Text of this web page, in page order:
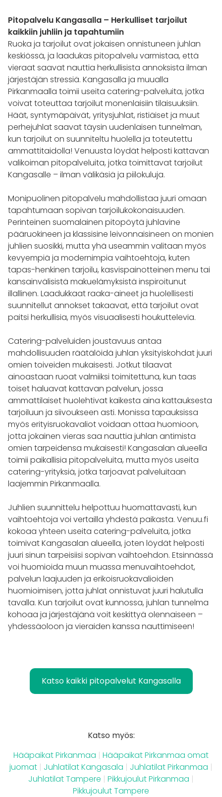
Pitopalvelu Kangasalla – Herkulliset tarjoilut
kaikkiin juhliin ja tapahtumiin
Ruoka ja tarjoilut ovat jokaisen onnistuneen juhlan
keskiössä, ja laadukas pitopalvelu varmistaa, että
vieraat saavat nauttia herkullisista annoksista ilman
järjestäjän stressiä. Kangasalla ja muualla
Pirkanmaalla toimii useita catering-palveluita, jotka
voivat toteuttaa tarjoilut monenlaisiin tilaisuuksiin.
Häät, syntymäpäivät, yritysjuhlat, ristiäiset ja muut
perhejuhlat saavat täysin uudenlaisen tunnelman,
kun tarjoilut on suunniteltu huolella ja toteutettu
ammattitaidolla! Venuusta löydät helposti kattavan
valikoiman pitopalveluita, jotka toimittavat tarjoilut
Kangasalle – ilman välikäsiä ja piilokuluja.
Monipuolinen pitopalvelu mahdollistaa juuri omaan
tapahtumaan sopivan tarjoilukokonaisuuden.
Perinteinen suomalainen pitopöytä juhlavine
pääruokineen ja klassisine leivonnaisineen on monien
juhlien suosikki, mutta yhä useammin valitaan myös
kevyempiä ja modernimpia vaihtoehtoja, kuten
tapas-henkinen tarjoilu, kasvispainotteinen menu tai
kansainvälisistä makuelämyksistä inspiroitunut
illallinen. Laadukkaat raaka-aineet ja huolellisesti
suunnitellut annokset takaavat, että tarjoilut ovat
paitsi herkullisia, myös visuaalisesti houkuttelevia.
Catering-palveluiden joustavuus antaa
mahdollisuuden räätälöidä juhlan yksityiskohdat juuri
omien toiveiden mukaisesti. Jotkut tilaavat
ainoastaan ruoat valmiiksi toimitettuna, kun taas
toiset haluavat kattavan palvelun, jossa
ammattilaiset huolehtivat kaikesta aina kattauksesta
tarjoiluun ja siivoukseen asti. Monissa tapauksissa
myös erityisruokavaliot voidaan ottaa huomioon,
jotta jokainen vieras saa nauttia juhlan antimista
omien tarpeidensa mukaisesti! Kangasalan alueella
toimii paikallisia pitopalveluita, mutta myös useita
catering-yrityksiä, jotka tarjoavat palveluitaan
laajemmin Pirkanmaalla.
Juhlien suunnittelu helpottuu huomattavasti, kun
vaihtoehtoja voi vertailla yhdestä paikasta. Venuu.fi
kokoaa yhteen useita catering-palveluita, jotka
toimivat Kangasalan alueella, joten löydät helposti
juuri sinun tarpeisiisi sopivan vaihtoehdon. Etsinnässä
voi huomioida muun muassa menuvaihtoehdot,
palvelun laajuuden ja erikoisruokavalioiden
huomioimisen, jotta juhlat onnistuvat juuri halutulla
tavalla. Kun tarjoilut ovat kunnossa, juhlan tunnelma
kohoaa ja järjestäjänä voit keskittyä olennaiseen –
yhdessäoloon ja vieraiden kanssa nauttimiseen!
Katso kaikki pitopalvelut Kangasalla
Katso myös:
Hääpaikat Pirkanmaa | Hääpaikat Pirkanmaa omat
juomat | Juhlatilat Kangasala | Juhlatilat Pirkanmaa |
Juhlatilat Tampere | Pikkujoulut Pirkanmaa |
Pikkujoulut Tampere